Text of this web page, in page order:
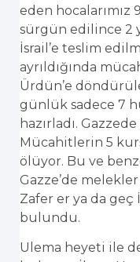
eden hocalarımız
sürgün edilince 2
İsrail’e teslim
ayrıldığında
Ürdün’e
günlük sadece 7
hazırladı.
Mücahitlerin 5
ölüyor. Bu ve
Gazze’de melekler
Zafer er ya da geç
bulundu.
Ulema heyeti ile